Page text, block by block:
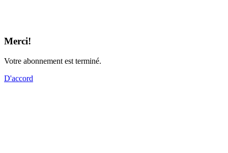
Merci!
Votre abonnement est terminé.
D'accord